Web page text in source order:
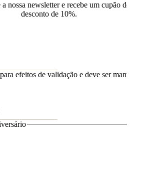
a nossa newsletter e recebe um cupão de
desconto de 10%.
efeitos de validação e deve ser mantido